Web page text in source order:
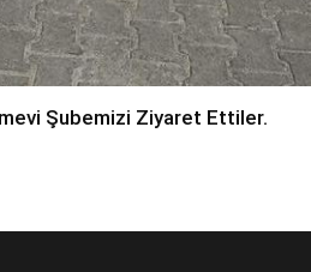
Şubemizi Ziyaret Ettiler.